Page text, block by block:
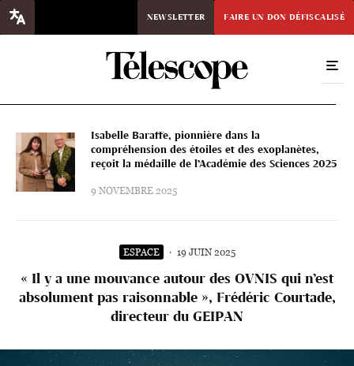
NEWSLETTER FAIRE UN DON DÉFISCALISÉ
Isabelle Baraffe, pionnière dans la
compréhension des étoiles et des exoplanètes,
reçoit la médaille de l’Académie des Sciences 2025
9 NOVEMBRE 2025
ESPACE · 19 JUIN 2025
« Il y a une mouvance autour des OVNIS qui n’est
absolument pas raisonnable », Frédéric Courtade,
directeur du GEIPAN